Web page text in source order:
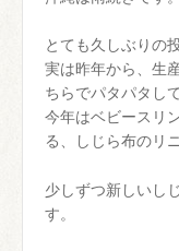
とても久しぶりの
実は昨年から、生
ちらでパタパタし
今年はベビースリ
る、しじら布のリ
少しずつ新しいし
す。